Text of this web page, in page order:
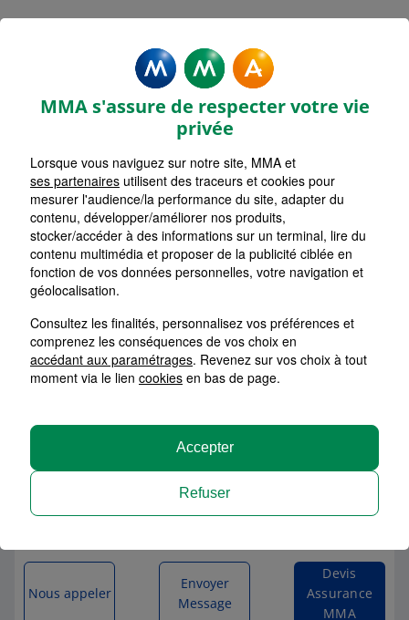
Assurance Occitanie Assurance Haute-Garonne (31)
31700 BLAGNAC
Nous appeler
Envoyer
Message
Devis
Assurance
MMA
MMA s'assure de respecter votre vie
privée
Lorsque vous naviguez sur notre site, MMA et
ses partenaires utilisent des traceurs et cookies pour
mesurer l'audience/la performance du site, adapter du
contenu, développer/améliorer nos produits,
stocker/accéder à des informations sur un terminal, lire du
contenu multimédia et proposer de la publicité ciblée en
fonction de vos données personnelles, votre navigation et
géolocalisation.
Consultez les finalités, personnalisez vos préférences et
comprenez les conséquences de vos choix en
accédant aux paramétrages. Revenez sur vos choix à tout
moment via le lien cookies en bas de page.
Refuser
Accepter